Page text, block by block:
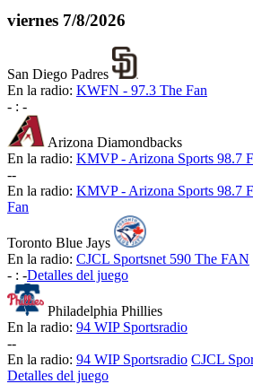
viernes 7/8/2026
San Diego Padres
En la radio: KWFN - 97.3 The Fan
- : -
Arizona Diamondbacks
En la radio: KMVP - Arizona Sports 98.7
--
En la radio: KMVP - Arizona Sports 98.7
Fan
Toronto Blue Jays
En la radio: CJCL Sportsnet 590 The FAN
- : -Detalles del juego
Philadelphia Phillies
En la radio: 94 WIP Sportsradio
--
En la radio: 94 WIP Sportsradio CJCL
Detalles del juego